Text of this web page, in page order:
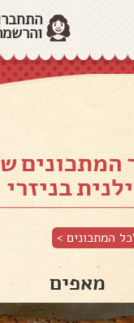
המתכונים
בניזרי
המתכונים >
מאפים